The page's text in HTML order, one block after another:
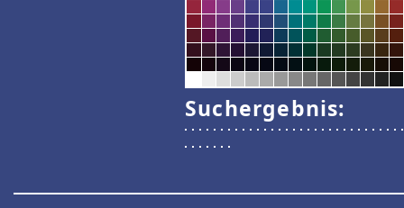
Suchergebnis: